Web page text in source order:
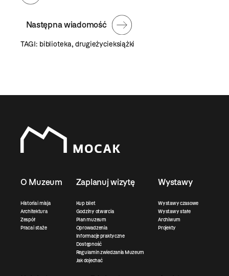
Następna wiadomość
TAGI: biblioteka, drugieżycieksiążki
O Muzeum
Historia i misja
Architektura
Zespół
Praca i staże
Zaplanuj wizytę
Kup bilet
Godziny otwarcia
Plan muzeum
Oprowadzenia
Informacje praktyczne
Dostępność
Regulamin zwiedzania Muzeum
Jak dojechać
Wystawy
Wystawy czasowe
Wystawy stałe
Archiwum
Projekty